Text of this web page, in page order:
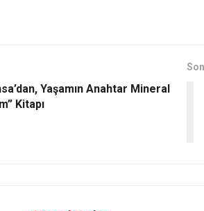
Yaşamın Anahtar Mineral
Kitapı